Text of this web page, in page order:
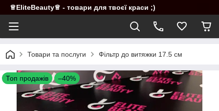
♕EliteBeauty♕ - товари для твоєї краси ;)
Товари та послуги Фільтр до витяжки 17.5 см
Топ продажів –40%